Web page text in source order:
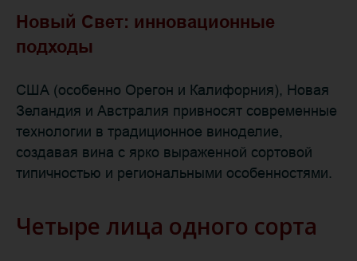
Новый Свет: инновационные
подходы
США (особенно Орегон и Калифорния), Новая
Зеландия и Австралия привносят современные
технологии в традиционное виноделие,
создавая вина с ярко выраженной сортовой
типичностью и региональными особенностями.
Четыре лица одного сорта